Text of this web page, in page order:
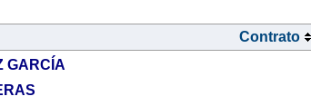
Contrato
GARCÍA